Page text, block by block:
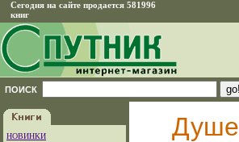
Сегодня на сайте продается 581996
книг
ПОИСК
НОВИНКИ